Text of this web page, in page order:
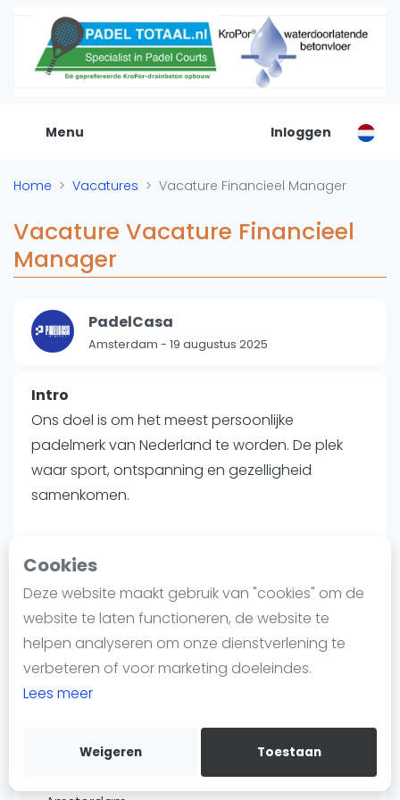
Cookies
Deze website maakt gebruik van "cookies" om de
website te laten functioneren, de website te
helpen analyseren om onze dienstverlening te
verbeteren of voor marketing doeleindes.
Lees meer
Weigeren Toestaan
Menu
De Padel Gids
Alle padel locaties
Organisatie
Banenbouwers
Reserveringssystemen
Padelscholen
Laatste updates
Padel
Nieuws
Padelgear
Informatie
Over ons
Contact
Adverteren
Insights
WhatsApp
Join WhatsApp Community
Inloggen
Home Vacatures Vacature Financieel Manager
Vacature Vacature Financieel
Manager
PadelCasa
Amsterdam - 19 augustus 2025
Intro
Ons doel is om het meest persoonlijke
padelmerk van Nederland te worden. De plek
waar sport, ontspanning en gezelligheid
samenkomen.
financieel manager om ons hoofdkantoor te
versterken. In deze rol werk je op een prachtige
locatie, samen met een hecht en energiek team
en draag je bij aan ons avontuur waarin padel
en plezier centraal staat.
Vacature Financieel Manager